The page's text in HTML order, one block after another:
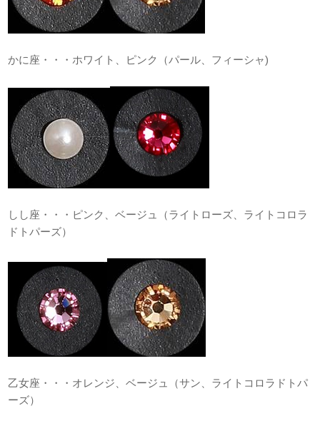
かに座・・・ホワイト、ピンク（パール、フィーシャ)
しし座・・・ピンク、ベージュ（ライトローズ、ライトコロラ
ドトパーズ）
乙女座・・・オレンジ、ベージュ（サン、ライトコロラドトパ
ーズ）